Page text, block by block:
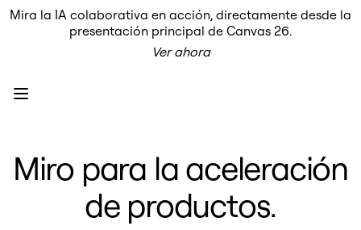
Destacados
Lienzo inteligente™
Conectores
Servidor MCP
Explora los manuales de IA
Servidor MCP
Planes de acción
Mira la IA colaborativa en acción, directamente desde la
presentación principal de Canvas 26.
Ver ahora
Miro para la aceleración
de productos.